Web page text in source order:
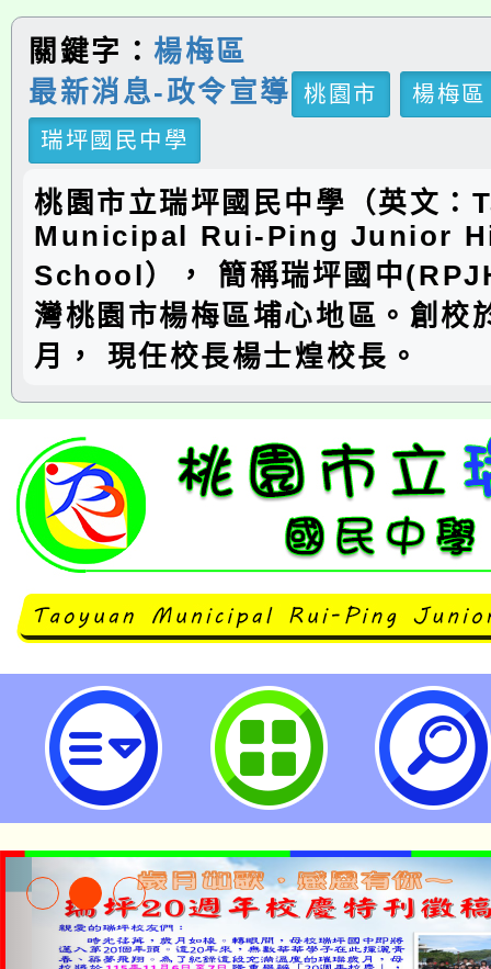
關鍵字： 楊梅區
最新消息-政令宣導
桃園市
楊梅區
瑞坪國民中學
桃園市立瑞坪國民中學（英文：
Municipal Rui-Ping Junior
School）， 簡稱瑞坪國中
灣桃園市楊梅區埔心地區。創校
月， 現任校長楊士煌校長。
杜絕狂犬病－守護牠.也保護您-桃
中學